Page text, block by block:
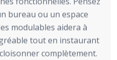
bureau ou un espace
modulables aidera à
tout en instaurant
complètement.